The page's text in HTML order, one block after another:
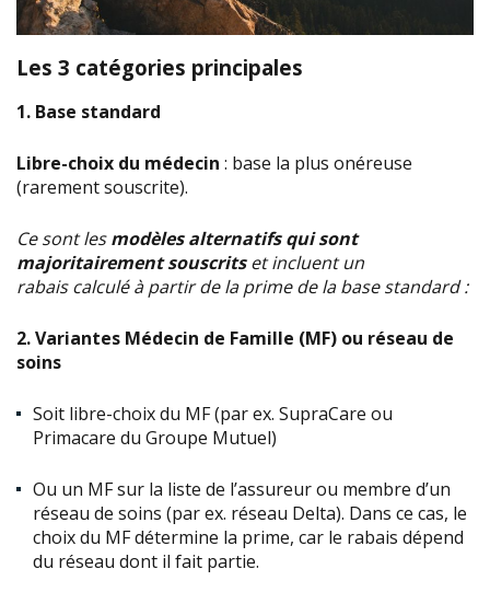
Les 3 catégories principales
1. Base standard
Libre-choix du médecin : base la plus onéreuse
(rarement souscrite).
Ce sont lesmodèles alternatifs qui sont
majoritairement souscritset incluent un
rabais calculé à partir de la prime de la base standard :
2. Variantes Médecin de Famille (MF) ou réseau de
soins
Soit libre-choix du MF (par ex. SupraCare ou
Primacare du Groupe Mutuel)
Ou un MF sur la liste de l’assureur ou membre d’un
réseau de soins (par ex. réseau Delta). Dans ce cas, le
choix du MF détermine la prime, car le rabais dépend
du réseau dont il fait partie.